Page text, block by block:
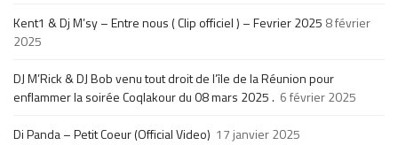
Kent1 & Dj M’sy – Entre nous ( Clip officiel ) – Fevrier 2025 8 février
2025
DJ M’Rick & DJ Bob venu tout droit de l’île de la Réunion pour
enflammer la soirée Coqlakour du 08 mars 2025 . 6 février 2025
Di Panda – Petit Coeur (Official Video) 17 janvier 2025